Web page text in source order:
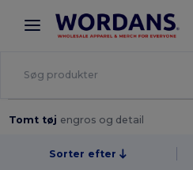
× Wordans-app
Bedre priser i appen!
Tomt tøj engros og detail
Sorter efter